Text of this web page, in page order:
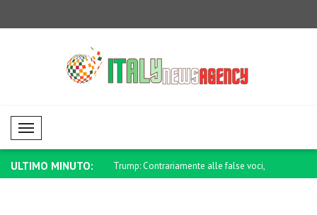
Mobil Menü
ULTIMO MINUTO:
nuovi Trump: Contrariamente alle false voci,